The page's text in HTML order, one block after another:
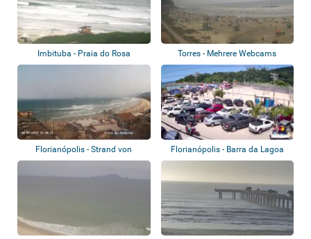
Imbituba - Praia do Rosa Torres - Mehrere Webcams
Florianópolis - Strand von
Joaquina
Florianópolis - Barra da Lagoa